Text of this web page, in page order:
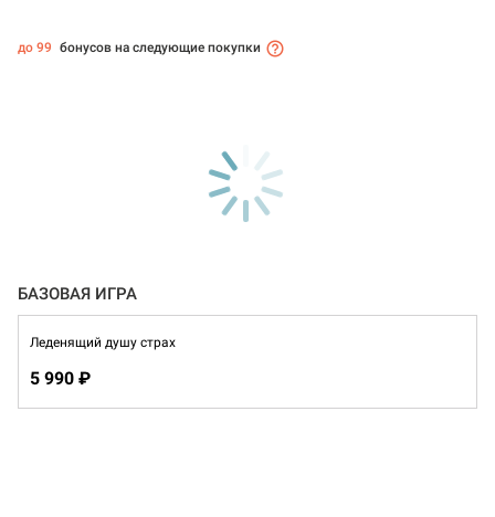
до 99 бонусов на следующие покупки
БАЗОВАЯ ИГРА
Леденящий душу страх
5 990 ₽